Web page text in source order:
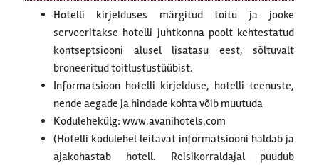
Hotelli kirjelduses märgitud toitu ja jooke
serveeritakse hotelli juhtkonna poolt kehtestatud
kontseptsiooni alusel lisatasu eest, sõltuvalt
broneeritud toitlustustüübist.
Informatsioon hotelli kirjelduse, hotelli teenuste,
nende aegade ja hindade kohta võib muutuda
Kodulehekülg: www.avanihotels.com
(Hotelli kodulehel leitavat informatsiooni haldab ja
ajakohastab hotell. Reisikorraldajal puudub